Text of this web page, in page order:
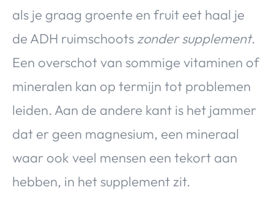
als je graag groente en fruit eet haal je
de ADH ruimschootszonder supplement.
Een overschot van sommige vitaminen of
mineralen kan op termijn tot problemen
leiden. Aan de andere kant is het jammer
dat er geen magnesium, een mineraal
waar ook veel mensen een tekort aan
hebben, in het supplement zit.